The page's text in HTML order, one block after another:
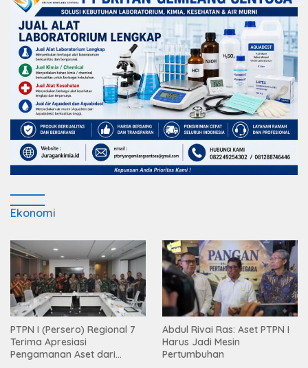
Ekonomi
PTPN I (Persero) Regional 7
Terima Apresiasi
Pengamanan Aset dari
Abdul Rivai Ras: Aset PTPN I
Harus Jadi Mesin
Pertumbuhan